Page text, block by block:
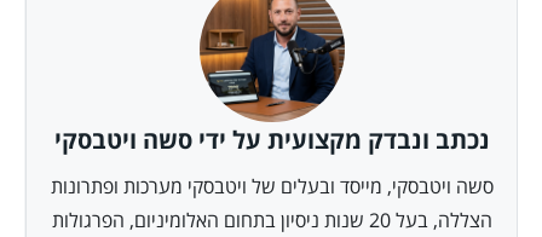
נכתב ונבדק מקצועית על ידי סשה ויטבסקי
סשה ויטבסקי, מייסד ובעלים של ויטבסקי מערכות ופתרונות
הצללה, בעל 20 שנות ניסיון בתחום האלומיניום, הפרגולות